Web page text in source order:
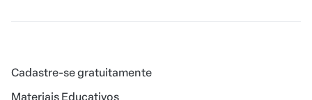
Cadastre-se gratuitamente
Materiais Educativos